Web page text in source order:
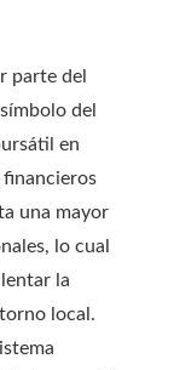
parte del
del
en
una mayor
lo cual
la
local.